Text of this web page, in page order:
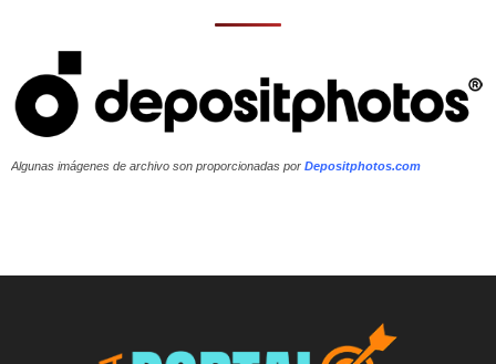
Algunas imágenes de archivo son proporcionadas por Depositphotos.com